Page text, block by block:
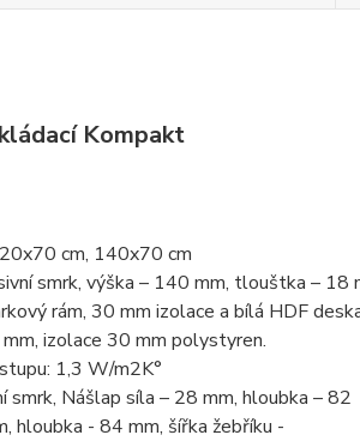
Kompakt
cm, 140x70 cm
smrk, výška – 140 mm, tlouštka – 18
rám, 30 mm izolace a bílá HDF
izolace 30 mm polystyren.
1,3 W/m2K°
smrk, Nášlap síla – 28 mm, hloubka – 82
hloubka - 84 mm, šířka žebříku -